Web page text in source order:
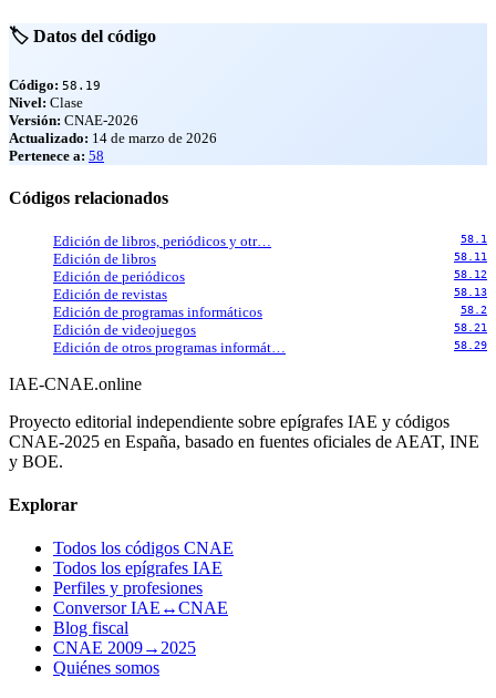
🏷️ Datos del código
Código: 58.19
Nivel: Clase
Versión: CNAE-2026
Actualizado: 14 de marzo de 2026
Pertenece a: 58
Códigos relacionados
Edición de libros, periódicos y otr… 58.1
Edición de libros 58.11
Edición de periódicos 58.12
Edición de revistas 58.13
Edición de programas informáticos 58.2
Edición de videojuegos 58.21
Edición de otros programas informát… 58.29
IAE-CNAE.online
Proyecto editorial independiente sobre epígrafes IAE y códigos
CNAE-2025 en España, basado en fuentes oficiales de AEAT, INE
y BOE.
Explorar
Todos los códigos CNAE
Todos los epígrafes IAE
Perfiles y profesiones
Conversor IAE↔CNAE
Blog fiscal
CNAE 2009→2025
Quiénes somos